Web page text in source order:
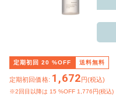
定期初回 20 %OFF 送料無料
定期初回価格: 1,672円(税込)
※2回目以降は 15 %OFF 1,776円(税込)